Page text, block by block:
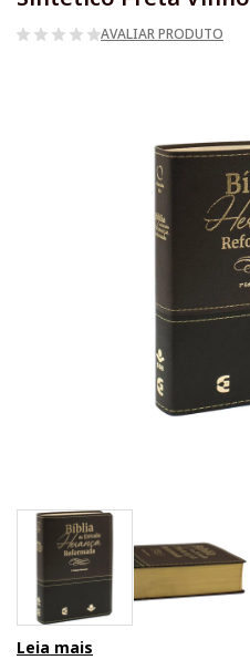
AVALIAR PRODUTO
Leia mais